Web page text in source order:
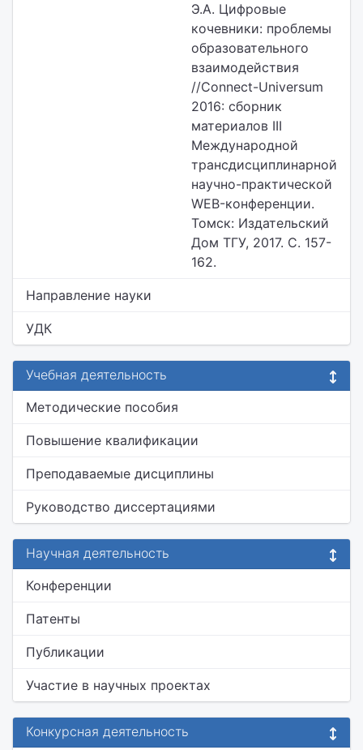
Э.А. Цифровые
кочевники: проблемы
образовательного
взаимодействия
//Connect-Universum
2016: сборник
материалов III
Международной
трансдисциплинарной
научно-практической
WEB-конференции.
Томск: Издательский
Дом ТГУ, 2017. С. 157-
162.
Направление науки
УДК
Учебная деятельность
Методические пособия
Повышение квалификации
Преподаваемые дисциплины
Руководство диссертациями
Научная деятельность
Конференции
Патенты
Публикации
Участие в научных проектах
Конкурсная деятельность